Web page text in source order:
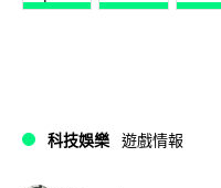
科技娛樂 遊戲情報